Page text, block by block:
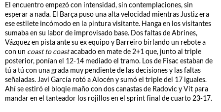
El encuentro empezó con intensidad, sin contemplaciones, sin
esperar a nada. El Barça puso una alta velocidad mientras Justiz era
ese estilete incómodo en la pintura visitante. Hanga en los visitantes
sumaba en su labor de improvisado base. Dos faltas de Abrines,
Vázquez en pista ante su ex equipo y Barreiro birlando un rebote a
con un coast to coastacabado en mate de 2+1 que, junto al triple
posterior, ponían el 12-14 mediado el tramo. Los de Fisac estaban de
tú a tú con una grada muy pendiente de las decisiones y las faltas
señaladas. Javi García rotó a Alocén y sumó el triple del 17 iguales.
Ahí se estiró el bloqie maño con dos canastas de Radovic y Vit para
mandar en el tanteador los rojillos en el sprint final de cuarto 23-17.